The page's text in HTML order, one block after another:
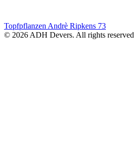
Topfpflanzen Andrè Ripkens 73
© 2026 ADH Devers. All rights reserved